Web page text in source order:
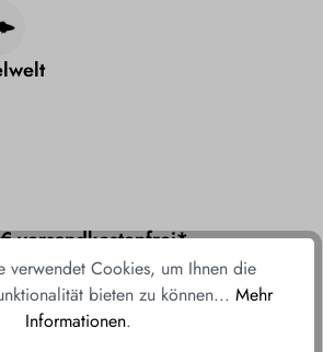
versandkostenfrei*
Bestellwert von 150€ liefern wir
direkt und bequem zu Ihnen
verwendet Cookies, um Ihnen die
bieten zu können... Mehr
Informationen.